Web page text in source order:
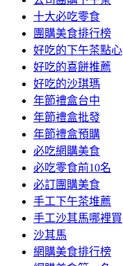
十大必吃零食
團購美食排行榜
好吃的下午茶點心
好吃的喜餅推薦
好吃的沙琪瑪
年節禮盒台中
年節禮盒批發
年節禮盒預購
必吃網購美食
必吃零食前10名
必訂團購美食
手工下午茶堆薦
手工沙其馬哪裡買
沙其馬
網購美食排行榜